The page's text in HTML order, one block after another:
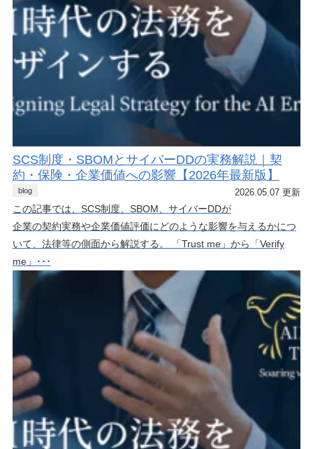
SCS制度・SBOMとサイバーDDの実務解説｜契
約・保険・企業価値への影響【2026年最新版】
blog 2026.05.07 更新
この記事では、SCS制度、SBOM、サイバーDDが
企業の契約実務や企業価値評価にどのような影響を与えるかにつ
いて、法律等の側面から解説する。 「Trust me」から「Verify
me」･･･